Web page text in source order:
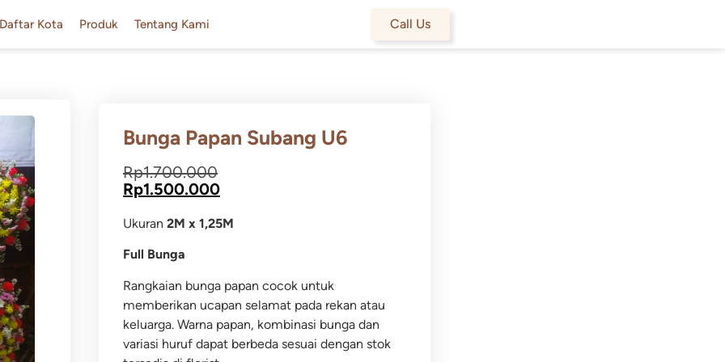
Daftar Kota Produk Tentang Kami Call Us
Bunga Papan Subang U6
Rp1.700.000
Rp1.500.000
Ukuran 2M x 1,25M
Full Bunga
Rangkaian bunga papan cocok untuk
memberikan ucapan selamat pada rekan atau
keluarga. Warna papan, kombinasi bunga dan
variasi huruf dapat berbeda sesuai dengan stok